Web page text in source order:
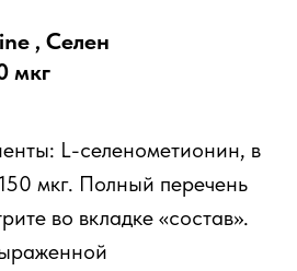
, Селен
мкг
L-селенометионин, в
мкг. Полный перечень
во вкладке «состав».